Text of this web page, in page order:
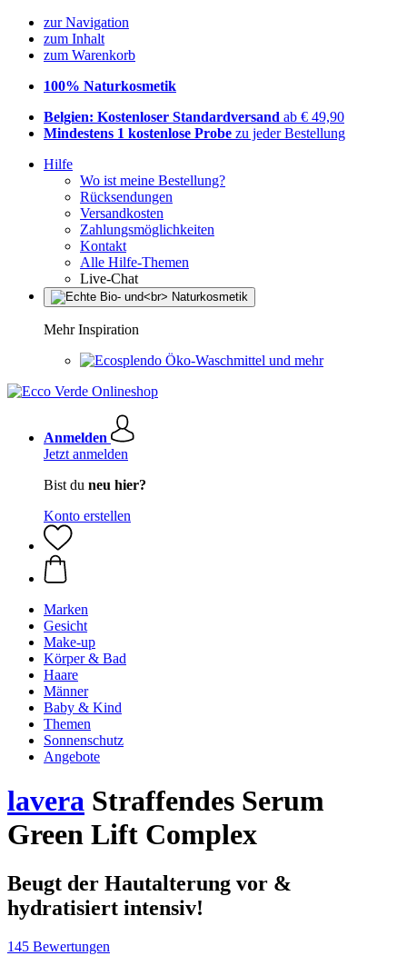
zur Navigation
zum Inhalt
zum Warenkorb
100% Naturkosmetik
Belgien: Kostenloser Standardversand ab € 49,90
Mindestens 1 kostenlose Probe zu jeder Bestellung
Hilfe
Wo ist meine Bestellung?
Rücksendungen
Versandkosten
Zahlungsmöglichkeiten
Kontakt
Alle Hilfe-Themen
Live-Chat
Mehr Inspiration
Öko-Waschmittel und mehr
Anmelden
Jetzt anmelden
Bist du neu hier?
Konto erstellen
Marken
Gesicht
Make-up
Körper & Bad
Haare
Männer
Baby & Kind
Themen
Sonnenschutz
Angebote
lavera Straffendes Serum
Green Lift Complex
Beugt der Hautalterung vor &
hydratisiert intensiv!
145 Bewertungen